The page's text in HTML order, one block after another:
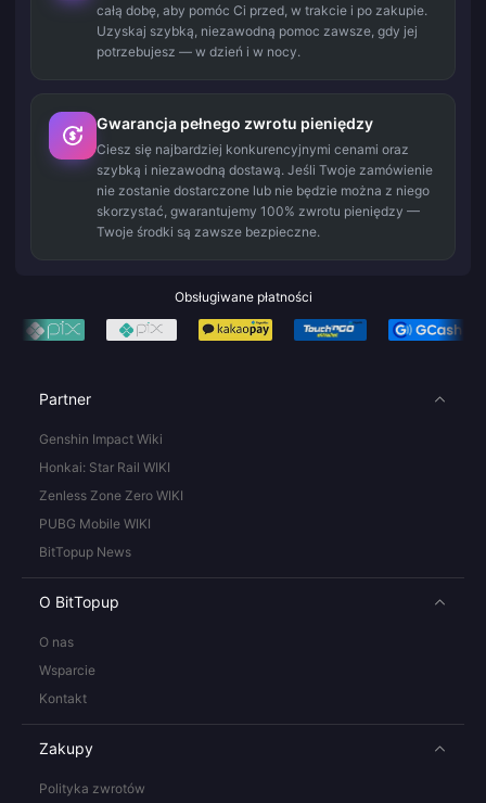
całą dobę, aby pomóc Ci przed, w trakcie i po zakupie.
Uzyskaj szybką, niezawodną pomoc zawsze, gdy jej
potrzebujesz — w dzień i w nocy.
Gwarancja pełnego zwrotu pieniędzy
Ciesz się najbardziej konkurencyjnymi cenami oraz
szybką i niezawodną dostawą. Jeśli Twoje zamówienie
nie zostanie dostarczone lub nie będzie można z niego
skorzystać, gwarantujemy 100% zwrotu pieniędzy —
Twoje środki są zawsze bezpieczne.
Obsługiwane płatności
Partner
Genshin Impact Wiki
Honkai: Star Rail WIKI
Zenless Zone Zero WIKI
PUBG Mobile WIKI
BitTopup News
O BitTopup
O nas
Wsparcie
Kontakt
Zakupy
Polityka zwrotów